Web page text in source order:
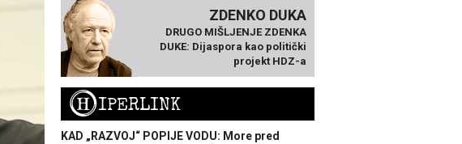
ZDENKO DUKA
DRUGO MIŠLJENJE ZDENKA
DUKE: Dijaspora kao politički
projekt HDZ-a
HIPERLINK
KAD „RAZVOJ“ POPIJE VODU: More pred